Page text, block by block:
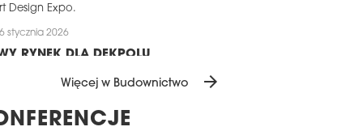
Design Expo.
stycznia 2026
RYNEK DLA DEKPOLU
Budownictwo rozszerza swoją
roku spółka zawarła umowę z
na realizację prac
Więcej w Budownictwo arrow_forward